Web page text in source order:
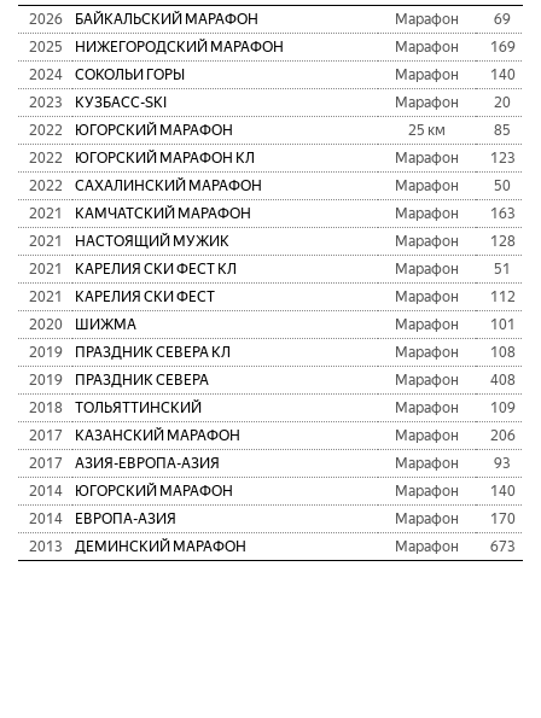
2026 БАЙКАЛЬСКИЙ МАРАФОН Марафон
69
2025
НИЖЕГОРОДСКИЙ МАРАФОН Марафон
169
2024
СОКОЛЬИ ГОРЫ Марафон
140
2023
КУЗБАСC-SKI Марафон
20
2022
ЮГОРСКИЙ МАРАФОН 25 км
85
2022
ЮГОРСКИЙ МАРАФОН КЛ Марафон
123
2022
САХАЛИНСКИЙ МАРАФОН Марафон
50
2021
КАМЧАТСКИЙ МАРАФОН Марафон
163
2021
НАСТОЯЩИЙ МУЖИК Марафон
128
2021
КАРЕЛИЯ СКИ ФЕСТ КЛ Марафон
51
2021
КАРЕЛИЯ СКИ ФЕСТ Марафон
112
2020
ШИЖМА Марафон
101
2019
ПРАЗДНИК СЕВЕРА КЛ Марафон
108
2019
ПРАЗДНИК СЕВЕРА Марафон
408
2018
ТОЛЬЯТТИНСКИЙ Марафон
109
2017
КАЗАНСКИЙ МАРАФОН Марафон
206
2017
АЗИЯ-ЕВРОПА-АЗИЯ Марафон
93
2014
ЮГОРСКИЙ МАРАФОН Марафон
140
2014
ЕВРОПА-АЗИЯ Марафон
170
2013
ДЕМИНСКИЙ МАРАФОН Марафон 673